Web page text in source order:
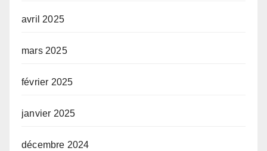
avril 2025
mars 2025
février 2025
janvier 2025
décembre 2024